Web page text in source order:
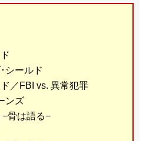
シールド
／FBI vs. 異常犯罪
ンズ
−骨は語る−